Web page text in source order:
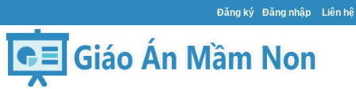
Đăng ký Đăng nhập Liên hệ